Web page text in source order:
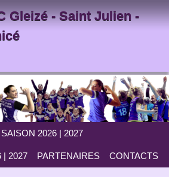
Gleizé - Saint Julien -
SAISON 2026 | 2027
| 2027 PARTENAIRES CONTACTS
cookies